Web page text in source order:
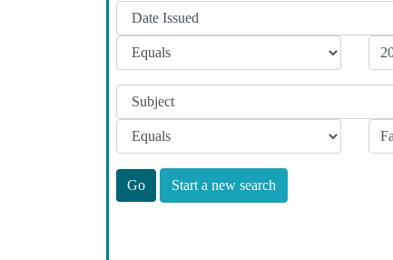
Start a new search